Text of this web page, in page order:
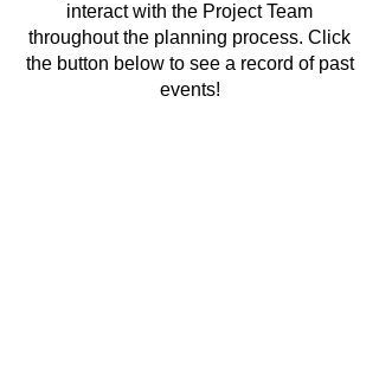
interact with the Project Team
throughout the planning process. Click
the button below to see a record of past
events!